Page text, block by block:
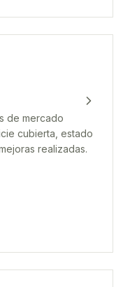
de mercado
cubierta, estado
realizadas.